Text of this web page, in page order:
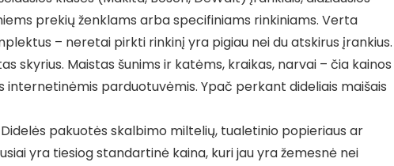
prekių ženklams arba specifiniams rinkiniams. Verta
– neretai pirkti rinkinį yra pigiau nei du atskirus įrankius.
skyrius. Maistas šunims ir katėms, kraikas, narvai – čia kainos
internetinėmis parduotuvėmis. Ypač perkant dideliais maišais
Didelės pakuotės skalbimo miltelių, tualetinio popieriaus ar
yra tiesiog standartinė kaina, kuri jau yra žemesnė nei